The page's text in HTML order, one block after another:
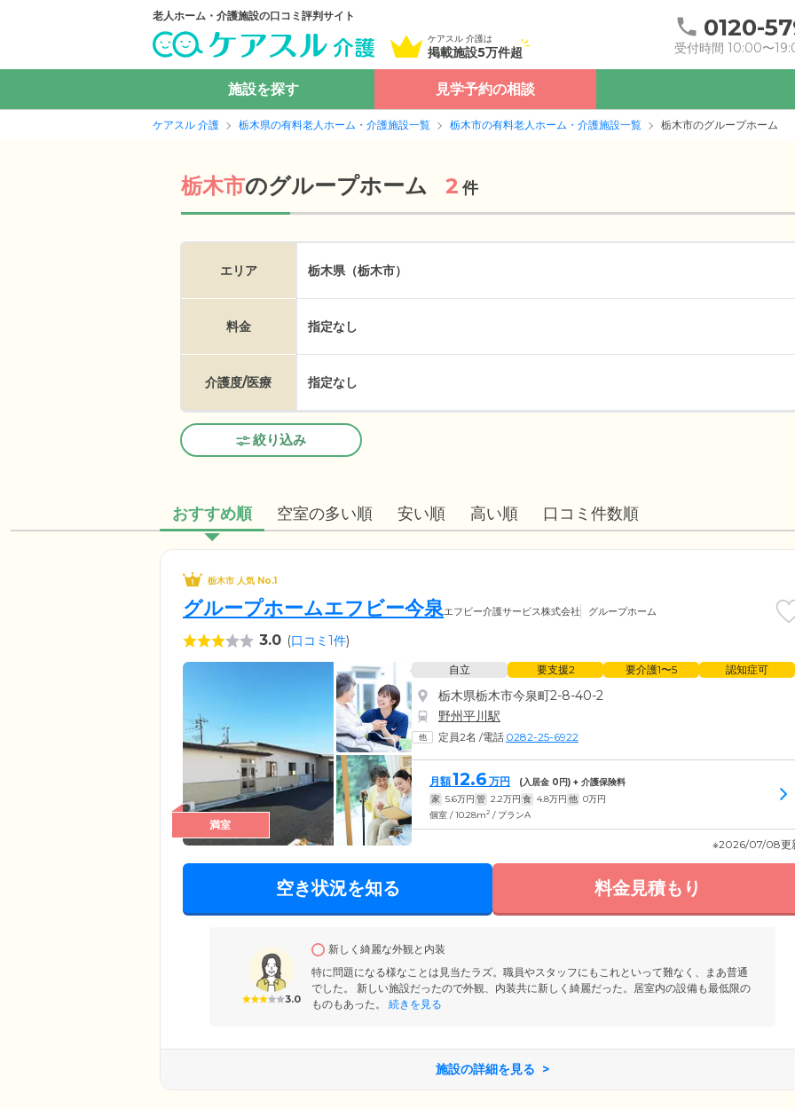
老人ホーム・介護施設の口コミ評判サイト
ケアスル 介護は
掲載施設5万件超
0120-
受付時間 10:00〜
施設を探す 見学予約の相談
ケアスル 介護 栃木県の有料老人ホーム・介護施設一覧 栃木市の有料老人ホーム・介護施設一覧 栃木市のグループホーム
栃木市のグループホーム 2 件
エリア 栃木県（栃木市）
料金 指定なし
介護度/医療 指定なし
絞り込み
おすすめ順 空室の多い順 安い順 高い順 口コミ件数順
栃木市 人気 No.1
グループホームエフビー今泉エフビー介護サービス株式会社 グループホーム
3.0 (口コミ1件)
満室
自立 要支援2 要介護1〜5 認知症可
栃木県栃木市今泉町2-8-40-2
野州平川駅
定員2名 /電話 0282-25-6922
月額12.6 万円 (入居金 0円) + 介護保険料
家 5.6万円 管 2.2万円 食 4.8万円 他 0万円
個室 / 10.28m2 / プランA
※2026/07/08更
空き状況を知る 料金見積もり
3.0
新しく綺麗な外観と内装
特に問題になる様なことは見当たラズ。職員やスタッフにもこれといって難なく、まあ普通
でした。 新しい施設だったので外観、内装共に新しく綺麗だった。居室内の設備も最低限の
ものもあった。
続きを見る
施設の詳細を見る